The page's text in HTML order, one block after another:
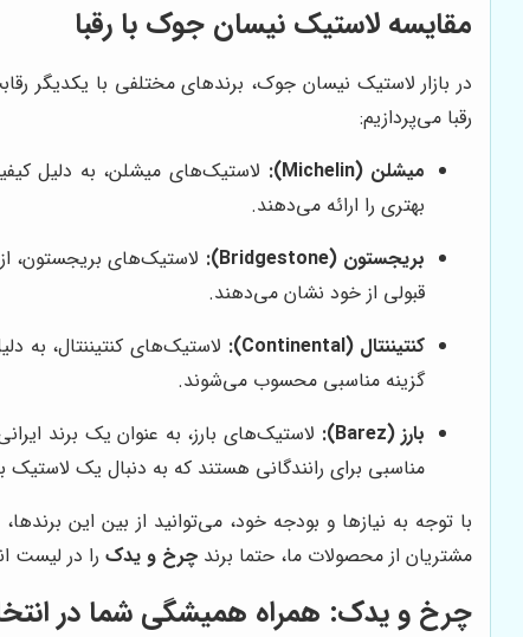
مقایسه لاستیک نیسان جوک با رقبا
در بازار لاستیک نیسان جوک، برندهای مختلفی با یکدیگر
رقبا می‌پردازیم:
میشلن (Michelin):
لاستیک‌های میشلن، به دلیل
بهتری را ارائه می‌دهند.
بریجستون (Bridgestone):
لاستیک‌های بریجستون،
قبولی از خود نشان می‌دهند.
کنتیننتال (Continental):
لاستیک‌های کنتیننتال، به
گزینه مناسبی محسوب می‌شوند.
بارز (Barez):
لاستیک‌های بارز، به عنوان یک برند
مناسبی برای رانندگانی هستند که به دنبال یک
با توجه به نیازها و بودجه خود، می‌توانید از بین این
مشتریان از محصولات ما، حتما برند چرخ و یدکرا در لیست
چرخ و یدک: همراه همیشگی شما در